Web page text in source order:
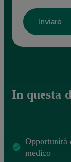
In questa
Opportunità
medico